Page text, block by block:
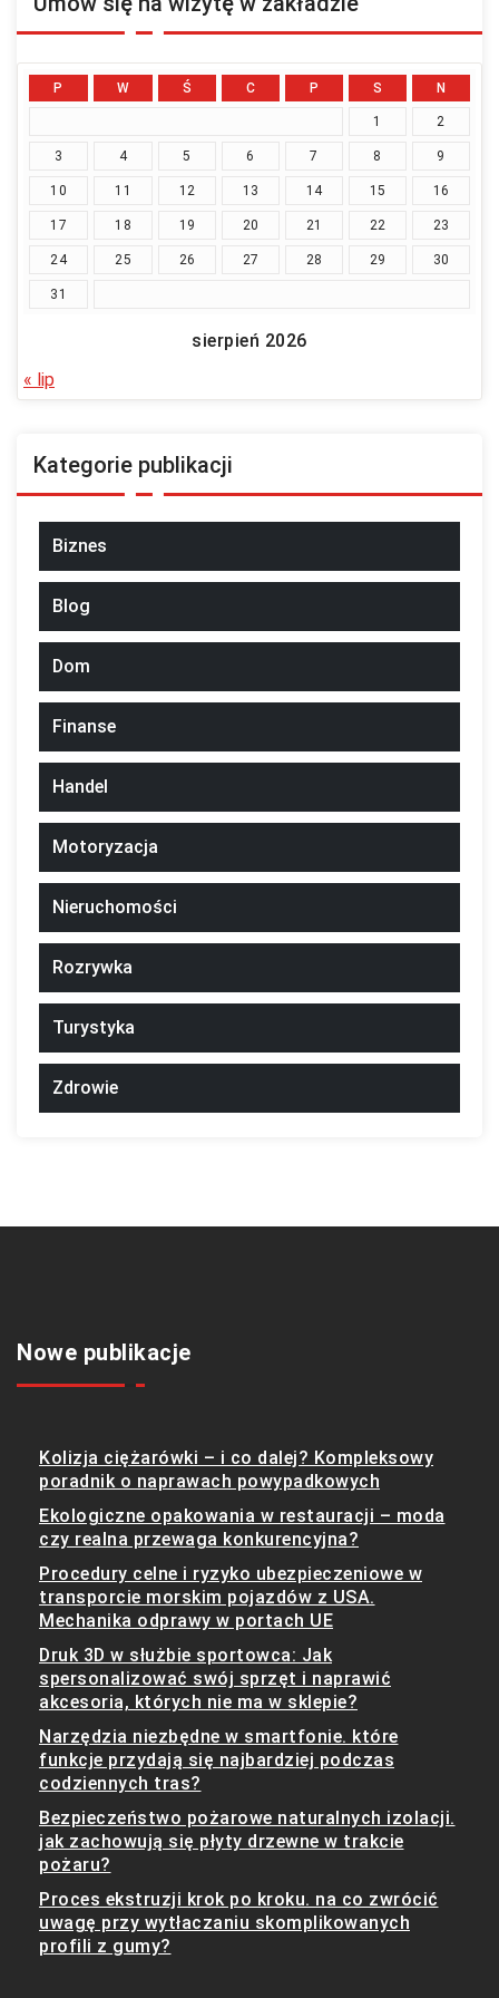
sierpień 2026
P W Ś C P S N
1 2
3 4 5 6 7 8 9
10 11 12 13 14 15 16
17 18 19 20 21 22 23
24 25 26 27 28 29 30
31
« lip
Kategorie publikacji
Biznes
Blog
Dom
Finanse
Handel
Motoryzacja
Nieruchomości
Rozrywka
Turystyka
Zdrowie
Nowe publikacje
Kolizja ciężarówki – i co dalej? Kompleksowy
poradnik o naprawach powypadkowych
Ekologiczne opakowania w restauracji – moda
czy realna przewaga konkurencyjna?
Procedury celne i ryzyko ubezpieczeniowe w
transporcie morskim pojazdów z USA.
Mechanika odprawy w portach UE
Druk 3D w służbie sportowca: Jak
spersonalizować swój sprzęt i naprawić
akcesoria, których nie ma w sklepie?
Narzędzia niezbędne w smartfonie. które
funkcje przydają się najbardziej podczas
codziennych tras?
Bezpieczeństwo pożarowe naturalnych izolacji.
jak zachowują się płyty drzewne w trakcie
pożaru?
Proces ekstruzji krok po kroku. na co zwrócić
uwagę przy wytłaczaniu skomplikowanych
profili z gumy?